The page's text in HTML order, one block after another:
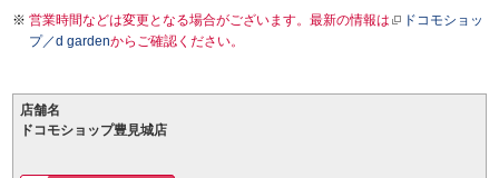
営業時間などは変更となる場合がございます。最新の情報は
ドコモショッ
プ／d gardenからご確認ください。
店舗名
ドコモショップ豊見城店